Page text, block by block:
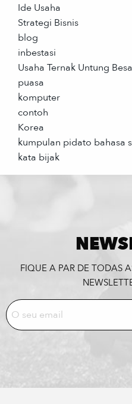
Ide Usaha
Strategi Bisnis
blog
inbestasi
Usaha Ternak Untung
puasa
komputer
contoh
Korea
kumpulan pidato bahasa
kata bijak
FIQUE A PAR DE TODAS